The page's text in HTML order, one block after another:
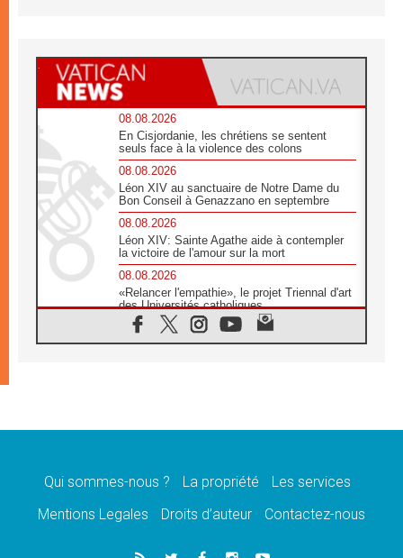
08.08.2026
En Cisjordanie, les chrétiens se sentent
seuls face à la violence des colons
08.08.2026
Léon XIV au sanctuaire de Notre Dame du
Bon Conseil à Genazzano en septembre
08.08.2026
Léon XIV: Sainte Agathe aide à contempler
la victoire de l'amour sur la mort
08.08.2026
«Relancer l'empathie», le projet Triennal d'art
des Universités catholiques
08.08.2026
Signis 2026, donner la parole aux religieuses
07.08.2026
07.08.2026
de l'Assomption et mémoire nationale
«La paix commence par l'empathie» estime
Qui sommes-nous ? La propriété
Les services
Mentions Legales
Droits d’auteur Contactez-nous